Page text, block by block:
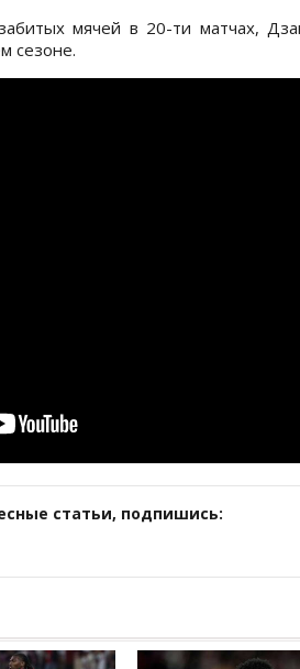
мячей в 20-ти матчах,
сезоне.
статьи, подпишись: